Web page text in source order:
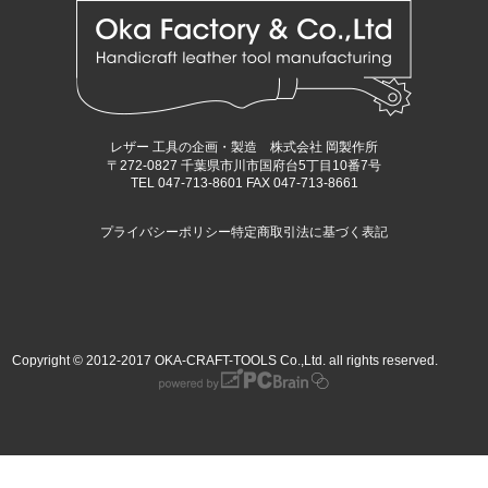
レザー 工具の企画・製造 株式会社 岡製作所
〒272-0827 千葉県市川市国府台5丁目10番7号
TEL 047-713-8601 FAX 047-713-8661
プライバシーポリシー特定商取引法に基づく表記
Copyright © 2012-2017 OKA-CRAFT-TOOLS Co.,Ltd. all rights reserved.